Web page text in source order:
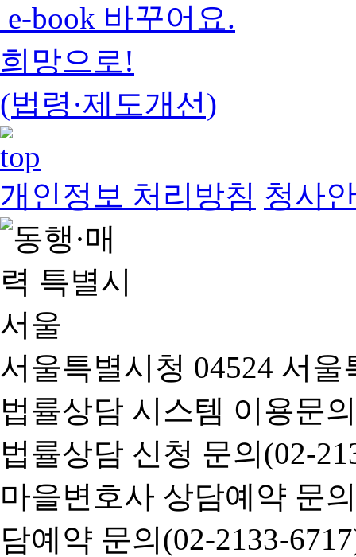
e-book 바꾸어요.
희망으로!
(법령·제도개선)
개인정보 처리방침 청사
서울특별시청 04524 서
법률상담 시스템 이용문
법률상담 신청 문의(02-
마을변호사 상담예약 문
담예약 문의(02-2133-